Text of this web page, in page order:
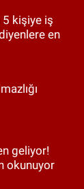
5 kişiye iş
en
geliyor!
okunuyor